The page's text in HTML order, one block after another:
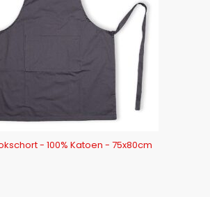
- 100% Katoen - 75x80cm